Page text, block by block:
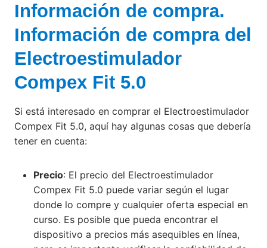
Información de compra.
Información de compra del
Electroestimulador
Compex Fit 5.0
Si está interesado en comprar el Electroestimulador
Compex Fit 5.0, aquí hay algunas cosas que debería
tener en cuenta:
Precio: El precio del Electroestimulador
Compex Fit 5.0 puede variar según el lugar
donde lo compre y cualquier oferta especial en
curso. Es posible que pueda encontrar el
dispositivo a precios más asequibles en línea,